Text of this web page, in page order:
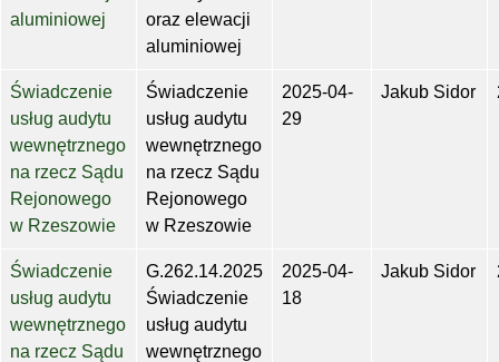
aluminiowej
oraz elewacji
aluminiowej
Świadczenie
usług audytu
wewnętrznego
na rzecz Sądu
Rejonowego
w Rzeszowie
Świadczenie
usług audytu
wewnętrznego
na rzecz Sądu
Rejonowego
w Rzeszowie
2025-04-
29
Jakub Sidor
Świadczenie
usług audytu
wewnętrznego
na rzecz Sądu
G.262.14.2025
Świadczenie
usług audytu
wewnętrznego
2025-04-
18
Jakub Sidor